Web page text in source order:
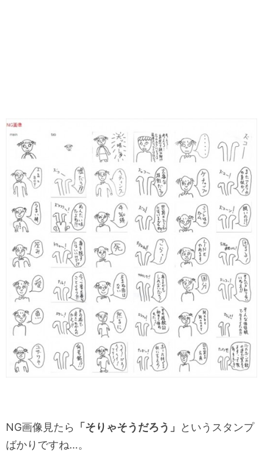
NG画像見たら 「そりゃそうだろう」
というスタンプ
ばかりですね…。